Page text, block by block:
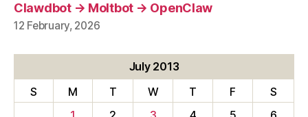
Clawdbot → Moltbot → OpenClaw
12 February, 2026
July 2013
S
M T W T F
S